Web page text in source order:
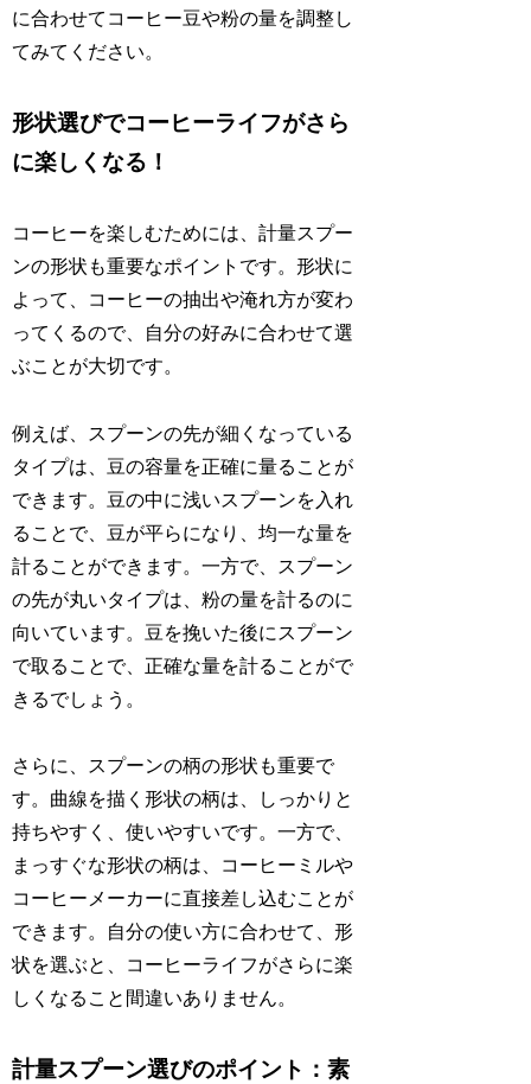
に合わせてコーヒー豆や粉の量を調整し
てみてください。
形状選びでコーヒーライフがさら
に楽しくなる！
コーヒーを楽しむためには、計量スプー
ンの形状も重要なポイントです。形状に
よって、コーヒーの抽出や淹れ方が変わ
ってくるので、自分の好みに合わせて選
ぶことが大切です。
例えば、スプーンの先が細くなっている
タイプは、豆の容量を正確に量ることが
できます。豆の中に浅いスプーンを入れ
ることで、豆が平らになり、均一な量を
計ることができます。一方で、スプーン
の先が丸いタイプは、粉の量を計るのに
向いています。豆を挽いた後にスプーン
で取ることで、正確な量を計ることがで
きるでしょう。
さらに、スプーンの柄の形状も重要で
す。曲線を描く形状の柄は、しっかりと
持ちやすく、使いやすいです。一方で、
まっすぐな形状の柄は、コーヒーミルや
コーヒーメーカーに直接差し込むことが
できます。自分の使い方に合わせて、形
状を選ぶと、コーヒーライフがさらに楽
しくなること間違いありません。
計量スプーン選びのポイント：素